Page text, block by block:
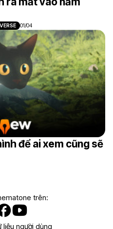
01/04
để ai xem cũng sẽ
trên:
liệu người dùng